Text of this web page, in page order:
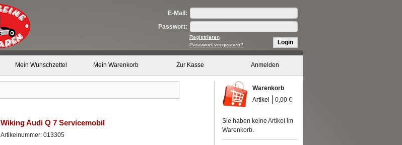
E-Mail:
Passwort:
Registrieren
Passwort vergessen?
Login
Mein Wunschzettel Mein Warenkorb Zur Kasse Anmelden
Wiking Audi Q 7 Servicemobil
Artikelnummer: 013305
Warenkorb
Artikel
0,00 €
Sie haben keine Artikel im
Warenkorb.